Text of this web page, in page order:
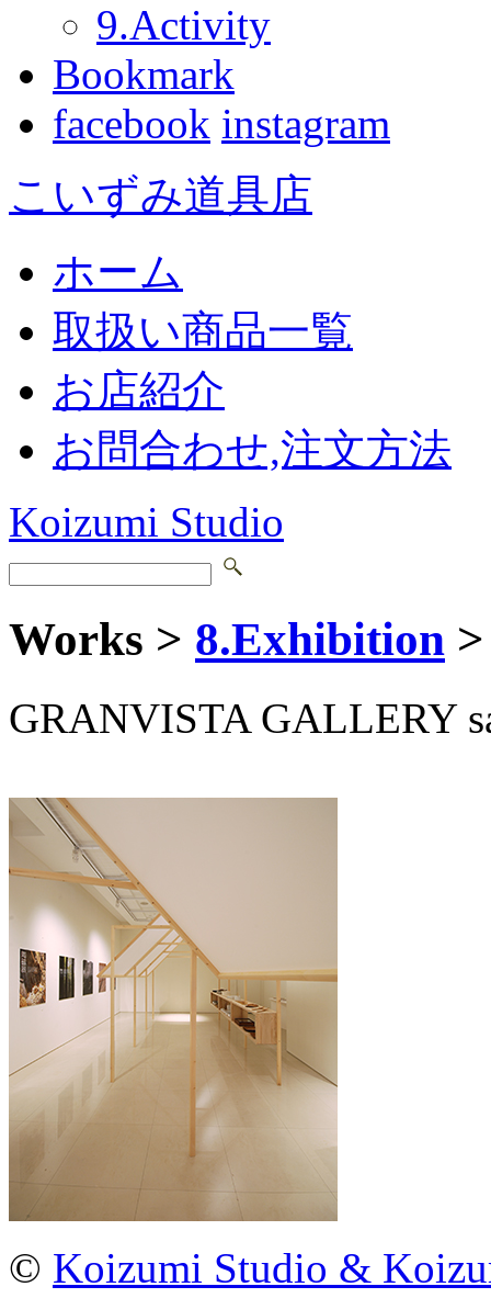
9.Activity
Bookmark
facebook instagram
こいずみ道具店
ホーム
取扱い商品一覧
お店紹介
お問合わせ,注文方法
Koizumi Studio
Works > 8.Exhibition
GRANVISTA GALLERY
© Koizumi Studio &